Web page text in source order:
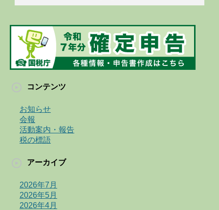
コンテンツ
お知らせ
会報
活動案内・報告
税の標語
アーカイブ
2026年7月
2026年5月
2026年4月